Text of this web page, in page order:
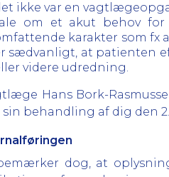
ikke var en
om et akut behov for
karakter som
sædvanligt, at patienten
videre udredning.
Hans Bork-
sin behandling af dig den
dog, at